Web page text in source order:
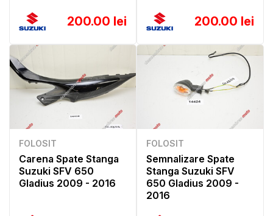
200.00 lei 200.00 lei
FOLOSIT
Carena Spate Stanga
Suzuki SFV 650
Gladius 2009 - 2016
FOLOSIT
Semnalizare Spate
Stanga Suzuki SFV
650 Gladius 2009 -
2016